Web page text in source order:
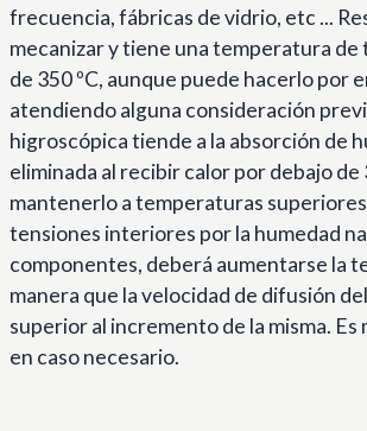
frecuencia, fábricas de vidrio, etc ...
mecanizar y tiene una temperatura
de 350 ºC, aunque puede hacerlo por
atendiendo alguna consideración
higroscópica tiende a la absorción de
eliminada al recibir calor por debajo de
mantenerlo a temperaturas
tensiones interiores por la humedad
componentes, deberá aumentarse la
manera que la velocidad de difusión
superior al incremento de la misma.
en caso necesario.